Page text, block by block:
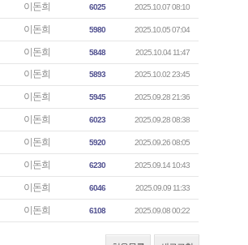
이돈희 6025 2025.10.07 08:10
이돈희 5980 2025.10.05 07:04
이돈희 5848 2025.10.04 11:47
이돈희 5893 2025.10.02 23:45
이돈희 5945 2025.09.28 21:36
이돈희 6023 2025.09.28 08:38
이돈희 5920 2025.09.26 08:05
이돈희 6230 2025.09.14 10:43
이돈희 6046 2025.09.09 11:33
이돈희 6108 2025.09.08 00:22